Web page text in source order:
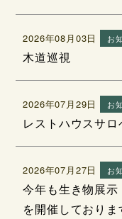
2026年08月03日 お
木道巡視
2026年07月29日 お
レストハウスサロ
2026年07月27日 お
今年も生き物展示
を開催しておりま